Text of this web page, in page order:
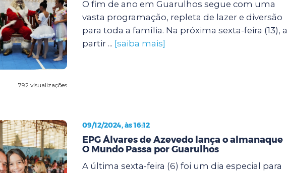
792 visualizações
O fim de ano em Guarulhos segue com uma
vasta programação, repleta de lazer e diversão
para toda a família. Na próxima sexta-feira (13), a
partir ... [saiba mais]
09/12/2024, às 16:12
EPG Álvares de Azevedo lança o almanaque
O Mundo Passa por Guarulhos
A última sexta-feira (6) foi um dia especial para